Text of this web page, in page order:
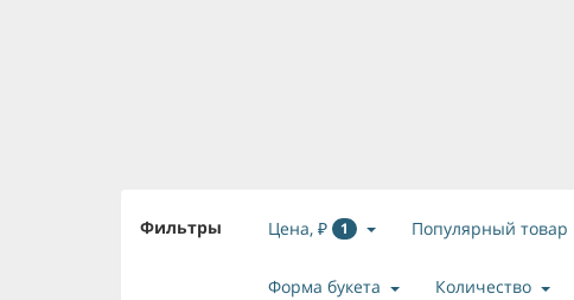
Фильтры Цена, ₽ 1 Популярный товар
Форма букета Количество